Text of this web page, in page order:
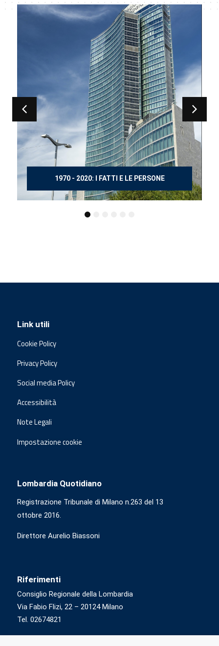
150 ANNI DOPO MANZONI
Link utili
Cookie Policy
Privacy Policy
Social media Policy
Accessibilità
Note Legali
Impostazione cookie
Lombardia Quotidiano
Registrazione Tribunale di Milano n.263 del 13
ottobre 2016.
Direttore Aurelio Biassoni
Riferimenti
Consiglio Regionale della Lombardia
Via Fabio Flizi, 22 – 20124 Milano
Tel. 02674821